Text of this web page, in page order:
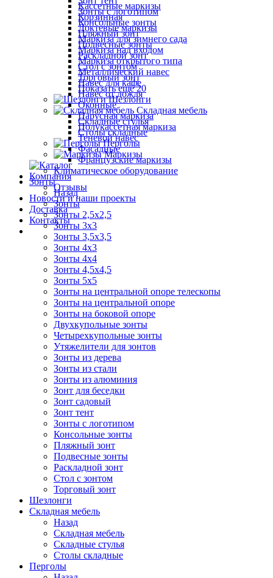
Зонты с логотипом
Консольные зонты
Пляжный зонт
Подвесные зонты
Раскладной зонт
Стол с зонтом
Торговый зонт
Показать ещё 20
Шезлонги
Складная мебель
Складные стулья
Столы складные
Перголы
Маркизы
Компания
Отзывы
Новости и наши проекты
Доставка
Контакты
Кассетные маркизы
Корзинная
Локтевые маркизы
Маркиза для зимнего сада
Маркиза над входом
Маркиза открытого типа
Металлический навес
Навес для кафе
Навес от дождя
Оконные
Парусная маркиза
Полукассетная маркиза
Теневой навес
Фасадные
Французские маркизы
Климатическое оборудование
Зонты
Назад
Зонты
Зонты 2,5х2,5
Зонты 3х3
Зонты 3,5х3,5
Зонты 4х3
Зонты 4х4
Зонты 4,5х4,5
Зонты 5х5
Зонты на центральной опоре телескопы
Зонты на центральной опоре
Зонты на боковой опоре
Двухкупольные зонты
Четырехкупольные зонты
Утяжелители для зонтов
Зонты из дерева
Зонты из стали
Зонты из алюминия
Зонт для беседки
Зонт садовый
Зонт тент
Зонты с логотипом
Консольные зонты
Пляжный зонт
Подвесные зонты
Раскладной зонт
Стол с зонтом
Торговый зонт
Шезлонги
Складная мебель
Назад
Складная мебель
Складные стулья
Столы складные
Перголы